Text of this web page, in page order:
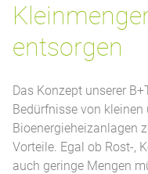
entsorgen
Das Konzept unserer
Bedürfnisse von
Bioenergieheizanlagen
Vorteile. Egal ob Rost-,
auch geringe Mengen